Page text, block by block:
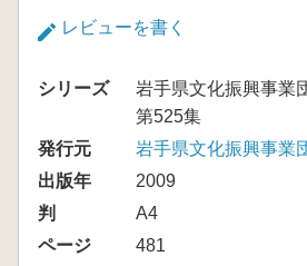
レビューを書く
シリーズ
岩手県文化振興事業
第525集
発行元
岩手県文化振興事業
出版年
2009
判
A4
ページ
481